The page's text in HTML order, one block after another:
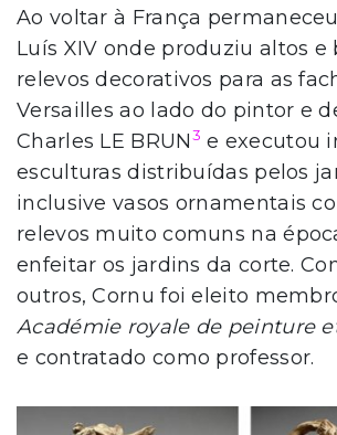
Ao voltar à França
Luís XIV onde produziu altos e
relevos decorativos para as
Versailles ao lado do pintor e
Charles LE BRUN3 e executou
esculturas distribuídas pelos
inclusive vasos ornamentais
relevos muito comuns na
enfeitar os jardins da corte.
outros, Cornu foi eleito
Académie royale de peinture
e contratado como professor.